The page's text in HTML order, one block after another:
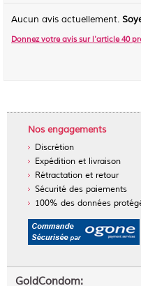
Aucun avis actuellement.
Donnez votre avis sur l'article40
Nos engagements
Discrétion
Expédition et livraison
Rétractation et retour
Sécurité des paiements
100% des données
GoldCondom: